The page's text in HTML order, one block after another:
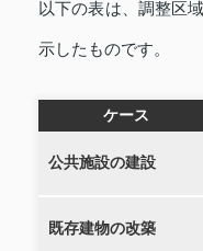
以下の表は、調整区
示したものです。
ケース
公共施設の建設
既存建物の改築